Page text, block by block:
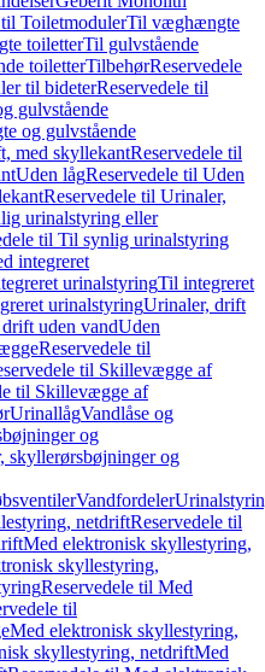
ToiletmodulerTil væghængte
toiletterTil gulvstående
toiletterTilbehørReservedele
til bideterReservedele til
gulvstående
og gulvstående
med skyllekantReservedele til
Uden lågReservedele til Uden
Reservedele til Urinaler,
urinalstyring eller
til Til synlig urinalstyring
integreret
urinalstyringTil integreret
urinalstyringUrinaler, drift
uden vandUden
Reservedele til
til Skillevægge af
til Skillevægge af
UrinallågVandlåse og
og
skyllerørsbøjninger og
Vandfordeler
netdriftReservedele til
Med elektronisk skyllestyring,
skyllestyring,
Reservedele til Med
til
Med elektronisk skyllestyring,
skyllestyring, netdriftMed